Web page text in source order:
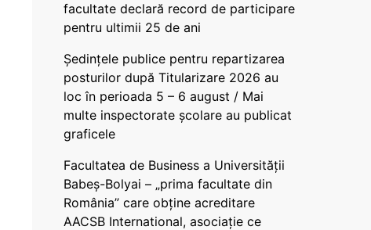
facultate declară record de participare
pentru ultimii 25 de ani
Ședințele publice pentru repartizarea
posturilor după Titularizare 2026 au
loc în perioada 5 – 6 august / Mai
multe inspectorate școlare au publicat
graficele
Facultatea de Business a Universității
Babeș-Bolyai – „prima facultate din
România” care obține acreditare
AACSB International, asociație ce